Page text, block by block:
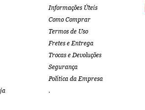
Informações Úteis
Como Comprar
Termos de Uso
Fretes e Entrega
Trocas e Devoluções
Segurança
Política da Empresa
.